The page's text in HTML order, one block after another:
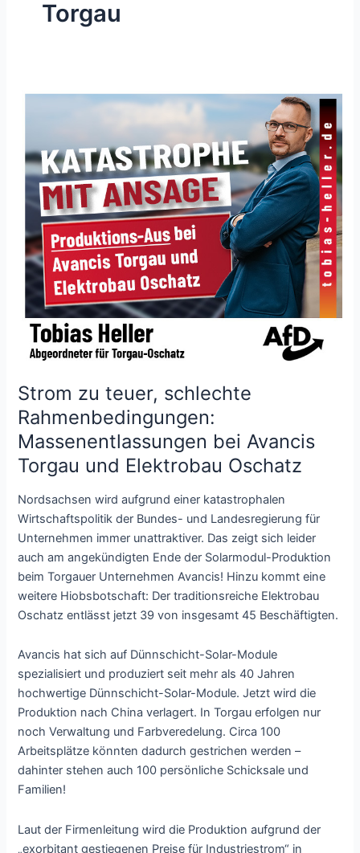
Torgau
Strom zu teuer, schlechte
Rahmenbedingungen:
Massenentlassungen bei Avancis
Torgau und Elektrobau Oschatz
Nordsachsen wird aufgrund einer katastrophalen
Wirtschaftspolitik der Bundes- und Landesregierung für
Unternehmen immer unattraktiver. Das zeigt sich leider
auch am angekündigten Ende der Solarmodul-Produktion
beim Torgauer Unternehmen Avancis! Hinzu kommt eine
weitere Hiobsbotschaft: Der traditionsreiche Elektrobau
Oschatz entlässt jetzt 39 von insgesamt 45 Beschäftigten.
Avancis hat sich auf Dünnschicht-Solar-Module
spezialisiert und produziert seit mehr als 40 Jahren
hochwertige Dünnschicht-Solar-Module. Jetzt wird die
Produktion nach China verlagert. In Torgau erfolgen nur
noch Verwaltung und Farbveredelung. Circa 100
Arbeitsplätze könnten dadurch gestrichen werden –
dahinter stehen auch 100 persönliche Schicksale und
Familien!
Laut der Firmenleitung wird die Produktion aufgrund der
„exorbitant gestiegenen Preise für Industriestrom“ in